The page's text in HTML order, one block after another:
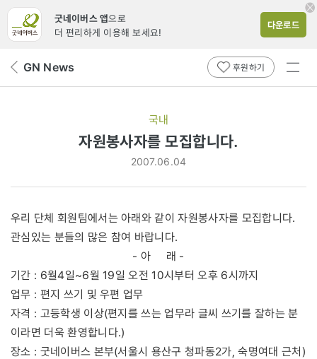
굿네이버스 앱으로
더 편리하게 이용해 보세요!
다운로드
뒤 GN News 후원하기
전체
국내
자원봉사자를 모집합니다.
2007.06.04
우리 단체 회원팀에서는 아래와 같이 자원봉사자를 모집합니다.
관심있는 분들의 많은 참여 바랍니다.
- 아 래 -
기간 : 6월4일~6월 19일 오전 10시부터 오후 6시까지
업무 : 편지 쓰기 및 우편 업무
자격 : 고등학생 이상(편지를 쓰는 업무라 글씨 쓰기를 잘하는 분
이라면 더욱 환영합니다.)
장소 : 굿네이버스 본부(서울시 용산구 청파동2가, 숙명여대 근처)